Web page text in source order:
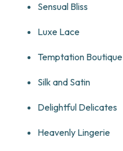
Sensual Bliss
Luxe Lace
Temptation Boutique
Silk and Satin
Delightful Delicates
Heavenly Lingerie